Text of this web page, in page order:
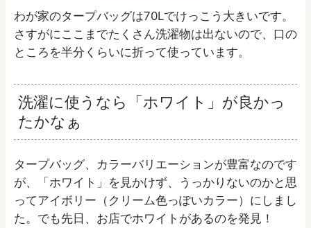
わが家のタープバッグは70Lでけっこう大きいです。
さすがにここまでたくさん洗濯物は出ないので、口の
ところを半分くらいに折って使っています。
洗濯に使うなら「ホワイト」が良かっ
たかなぁ
タープバッグ、カラーバリエーションが豊富なのです
が、「ホワイト」を見かけず、うっかりないのかと思
ってアイボリー（クリーム色っぽいカラー）にしまし
た。でも先日、お店でホワイトがあるのを発見！